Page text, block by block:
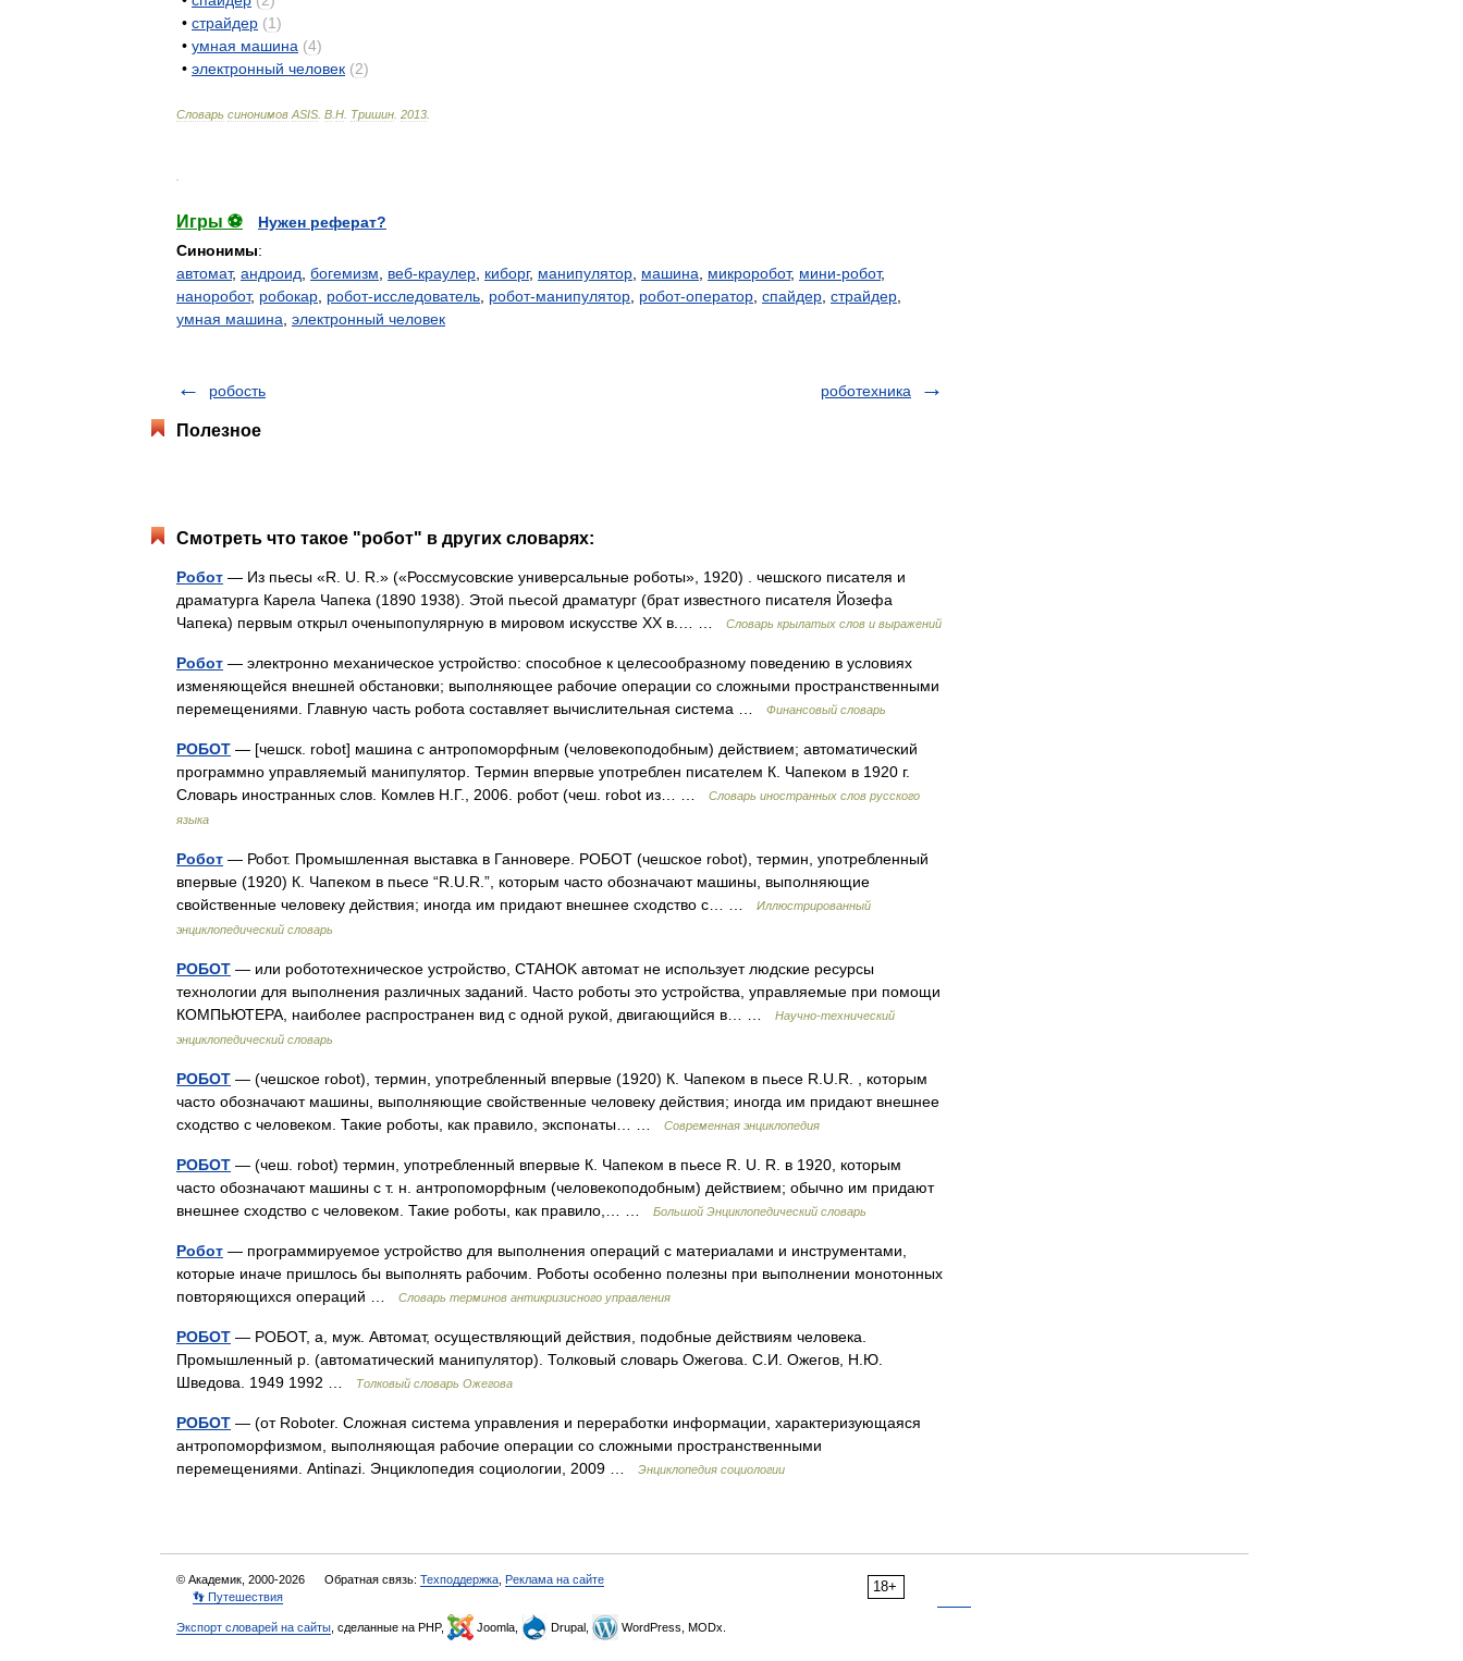
• страйдер (1)
• умная машина (4)
• электронный человек (2)
Словарь синонимов ASIS В Н Тришин 2013
Игры ⚽
Нужен реферат?
Синонимы:
автомат, андроид богемизм веб-краулер киборг, манипулятор машина микроробот, мини-робот,
наноробот, робокар робот-исследователь робот-манипулятор робот-оператор спайдер страйдер
умная машина электронный человек
робость роботехника
Полезное
Смотреть что такое "робот" в других словарях:
Робот — Из пьесы «R. U. R.» («Россмусовские универсальные роботы», 1920) . чешского писателя и
драматурга Карела Чапека (1890 1938). Этой пьесой драматург (брат известного писателя Йозефа
Чапека) первым открыл оченыпопулярную в мировом искусстве XX в.… …
Словарь крылатых слов и выражений
Робот — электронно механическое устройство: способное к целесообразному поведению в условиях
изменяющейся внешней обстановки; выполняющее рабочие операции со сложными пространственными
перемещениями. Главную часть робота составляет вычислительная система …
Финансовый словарь
РОБОТ — [чешск. robot] машина с антропоморфным (человекоподобным) действием; автоматический
программно управляемый манипулятор. Термин впервые употреблен писателем К. Чапеком в 1920 г.
Словарь иностранных слов. Комлев Н.Г., 2006. робот (чеш. robot из… …
Словарь иностранных слов русского
языка
Робот — Робот. Промышленная выставка в Ганновере. РОБОТ (чешское robot), термин, употребленный
впервые (1920) К. Чапеком в пьесе “R.U.R.”, которым часто обозначают машины, выполняющие
свойственные человеку действия; иногда им придают внешнее сходство с… …
Иллюстрированный
энциклопедический словарь
РОБОТ — или робототехническое устройство, CTAHOK автомат не использует людские ресурсы
технологии для выполнения различных заданий. Часто роботы это устройства, управляемые при помощи
КОМПЬЮТЕРА, наиболее распространен вид с одной рукой, двигающийся в… …
Научно-технический
энциклопедический словарь
РОБОТ — (чешское robot), термин, употребленный впервые (1920) К. Чапеком в пьесе R.U.R. , которым
часто обозначают машины, выполняющие свойственные человеку действия; иногда им придают внешнее
сходство с человеком. Такие роботы, как правило, экспонаты… …
Современная энциклопедия
РОБОТ — (чеш. robot) термин, употребленный впервые К. Чапеком в пьесе R. U. R. в 1920, которым
часто обозначают машины с т. н. антропоморфным (человекоподобным) действием; обычно им придают
внешнее сходство с человеком. Такие роботы, как правило,… …
Большой Энциклопедический словарь
Робот — программируемое устройство для выполнения операций с материалами и инструментами,
которые иначе пришлось бы выполнять рабочим. Роботы особенно полезны при выполнении монотонных
повторяющихся операций …
Словарь терминов антикризисного управления
РОБОТ — РОБОТ, а, муж. Автомат, осуществляющий действия, подобные действиям человека.
Промышленный р. (автоматический манипулятор). Толковый словарь Ожегова. С.И. Ожегов, Н.Ю.
Шведова. 1949 1992 …
Толковый словарь Ожегова
РОБОТ — (от Roboter. Сложная система управления и переработки информации, характеризующаяся
антропоморфизмом, выполняющая рабочие операции со сложными пространственными
перемещениями. Antinazi. Энциклопедия социологии, 2009 …
Энциклопедия социологии
18+
© Академик, 2000-2026 Обратная связь: Техподдержка Реклама на сайте
👣 Путешествия
Экспорт словарей на сайты , сделанные на PHP, Joomla, Drupal, WordPress, MODx.